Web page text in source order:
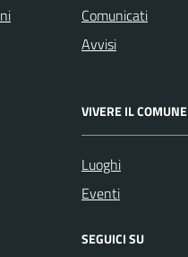
Comunicati
Avvisi
VIVERE IL COMUNE
Luoghi
Eventi
SEGUICI SU